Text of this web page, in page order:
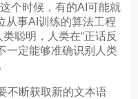
个时候，有的AI可能就
从事AI训练的算法工程
聪明，人类在“正话反
一定能够准确识别人类
断获取新的文本语